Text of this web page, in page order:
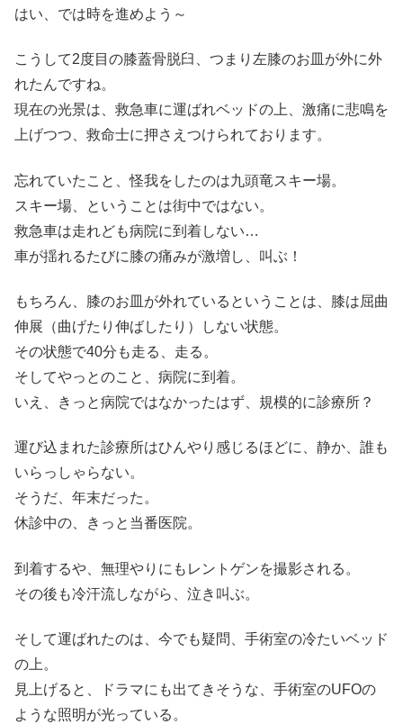
はい、では時を進めよう～
こうして2度目の膝蓋骨脱臼、つまり左膝のお皿が外に外
れたんですね。
現在の光景は、救急車に運ばれベッドの上、激痛に悲鳴を
上げつつ、救命士に押さえつけられております。
忘れていたこと、怪我をしたのは九頭竜スキー場。
スキー場、ということは街中ではない。
救急車は走れども病院に到着しない…
車が揺れるたびに膝の痛みが激増し、叫ぶ！
もちろん、膝のお皿が外れているということは、膝は屈曲
伸展（曲げたり伸ばしたり）しない状態。
その状態で40分も走る、走る。
そしてやっとのこと、病院に到着。
いえ、きっと病院ではなかったはず、規模的に診療所？
運び込まれた診療所はひんやり感じるほどに、静か、誰も
いらっしゃらない。
そうだ、年末だった。
休診中の、きっと当番医院。
到着するや、無理やりにもレントゲンを撮影される。
その後も冷汗流しながら、泣き叫ぶ。
そして運ばれたのは、今でも疑問、手術室の冷たいベッド
の上。
見上げると、ドラマにも出てきそうな、手術室のUFOの
ような照明が光っている。